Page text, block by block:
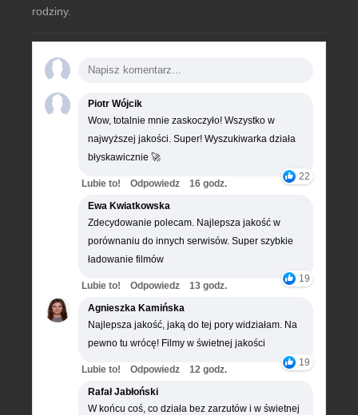
rodziny.
Piotr Wójcik
Wow, totalnie mnie zaskoczyło! Wszystko w
najwyższej jakości. Super! Wyszukiwarka działa
błyskawicznie 🚀
22
Lubie to! Odpowiedz
16 godz.
Ewa Kwiatkowska
Zdecydowanie polecam. Najlepsza jakość w
porównaniu do innych serwisów. Super szybkie
ładowanie filmów
19
Lubie to! Odpowiedz
13 godz.
Agnieszka Kamińska
Najlepsza jakość, jaką do tej pory widziałam. Na
pewno tu wrócę! Filmy w świetnej jakości
19
Lubie to! Odpowiedz
12 godz.
Rafał Jabłoński
W końcu coś, co działa bez zarzutów i w świetnej